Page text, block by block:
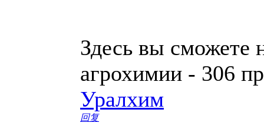
Здесь вы сможете
агрохимии - 306
Уралхим
回复